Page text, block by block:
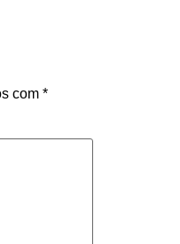
com *